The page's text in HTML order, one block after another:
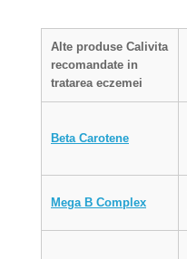
Alte produse Calivita
recomandate in
tratarea eczemei
Beta Carotene
Mega B Complex